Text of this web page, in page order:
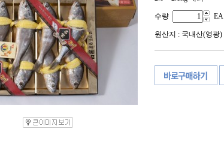
수량 EA
원산지 : 국내산(영광)